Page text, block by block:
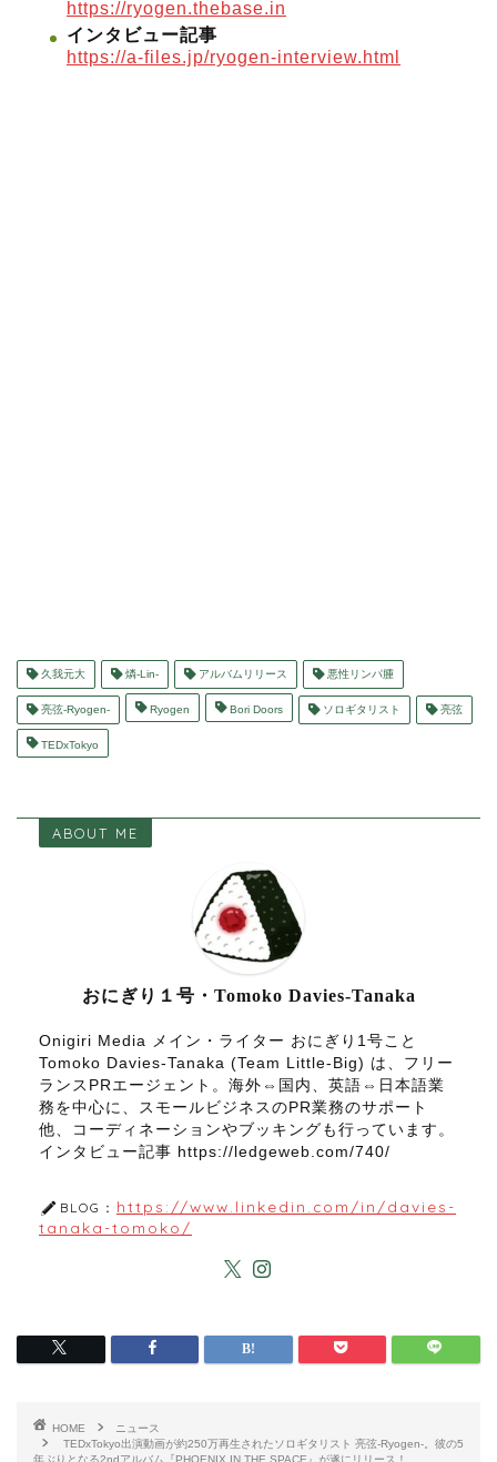
https://ryogen.thebase.in
インタビュー記事
https://a-files.jp/ryogen-interview.html
久我元大 燐-Lin- アルバムリリース 悪性リンパ腫
亮弦-Ryogen- Ryogen Bori Doors ソロギタリスト 亮弦
TEDxTokyo
ABOUT ME
おにぎり１号・Tomoko Davies-Tanaka
Onigiri Media メイン・ライター おにぎり1号こと
Tomoko Davies-Tanaka (Team Little-Big) は、フリー
ランスPRエージェント。海外⇔国内、英語⇔日本語業
務を中心に、スモールビジネスのPR業務のサポート
他、コーディネーションやブッキングも行っています。
インタビュー記事 https://ledgeweb.com/740/
BLOG： https://www.linkedin.com/in/davies-
tanaka-tomoko/
HOME
ニュース
TEDxTokyo出演動画が約250万再生されたソロギタリスト 亮弦-Ryogen-。彼の5
年ぶりとなる2ndアルバム『PHOENIX IN THE SPACE』が遂にリリース！